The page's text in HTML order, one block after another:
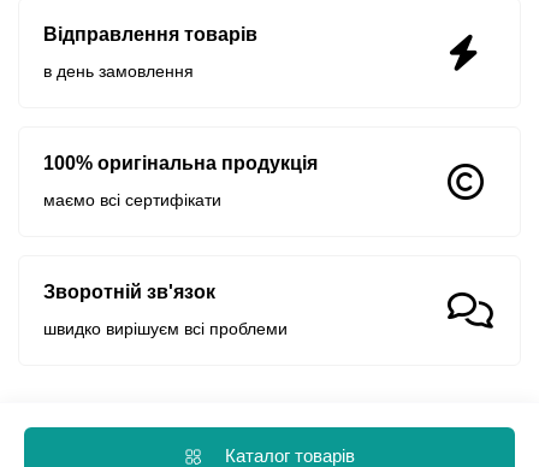
Відправлення товарів
в день замовлення
100% оригінальна продукція
маємо всі сертифікати
Зворотній зв'язок
швидко вирішуєм всі проблеми
Каталог товарів